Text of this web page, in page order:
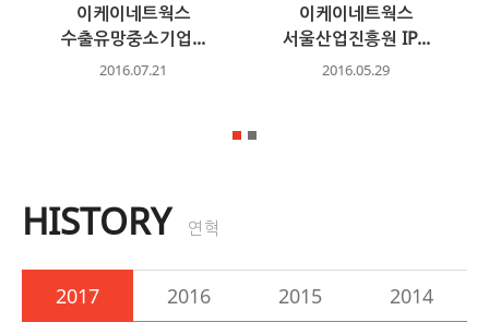
이케이네트웍스
수출유망중소기업...
2016.07.21
이케이네트웍스
서울산업진흥원 IP...
2016.05.29
HISTORY 연혁
2017 2016 2015 2014